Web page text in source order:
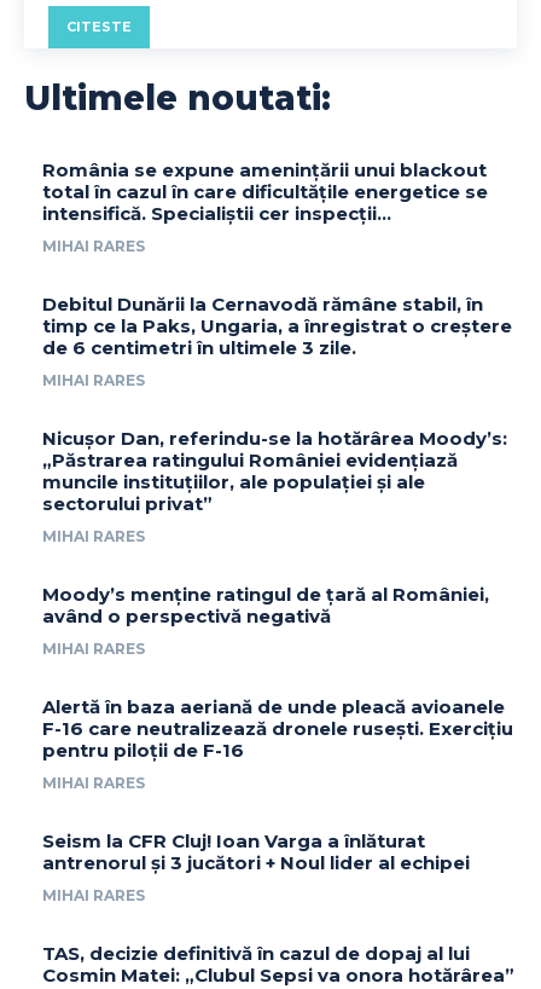
CITESTE
Ultimele noutati:
România se expune amenințării unui blackout
total în cazul în care dificultățile energetice se
intensifică. Specialiștii cer inspecții…
MIHAI RARES
Debitul Dunării la Cernavodă rămâne stabil, în
timp ce la Paks, Ungaria, a înregistrat o creștere
de 6 centimetri în ultimele 3 zile.
MIHAI RARES
Nicușor Dan, referindu-se la hotărârea Moody’s:
„Păstrarea ratingului României evidențiază
muncile instituțiilor, ale populației și ale
sectorului privat”
MIHAI RARES
Moody’s menține ratingul de țară al României,
având o perspectivă negativă
MIHAI RARES
Alertă în baza aeriană de unde pleacă avioanele
F-16 care neutralizează dronele rusești. Exercițiu
pentru piloții de F-16
MIHAI RARES
Seism la CFR Cluj! Ioan Varga a înlăturat
antrenorul și 3 jucători + Noul lider al echipei
MIHAI RARES
TAS, decizie definitivă în cazul de dopaj al lui
Cosmin Matei: „Clubul Sepsi va onora hotărârea”